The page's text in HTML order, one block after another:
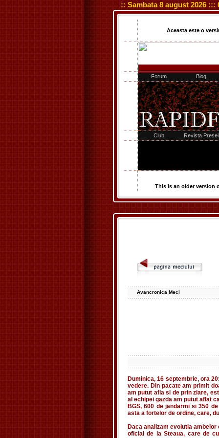
Avancronica Meci
Duminica, 16 septembrie, ora
vedere. Din pacate am primit
am putut afla si de prin ziare,
al echipei gazda am putut aflat
BGS, 600 de jandarmi si 350
asta a fortelor de ordine, care,
Daca analizam evolutia
oficial de la Steaua, care de